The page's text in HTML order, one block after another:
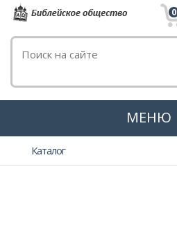
0
МЕНЮ
Каталог